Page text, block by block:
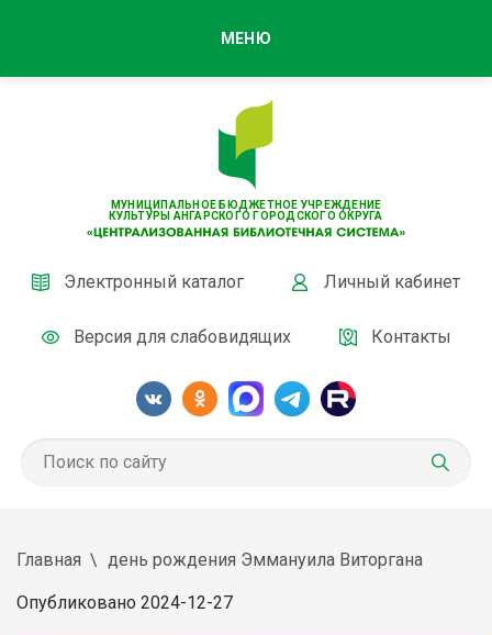
МУНИЦИПАЛЬНОЕ БЮДЖЕТНОЕ УЧРЕЖДЕНИЕ
КУЛЬТУРЫ АНГАРСКОГО ГОРОДСКОГО ОКРУГА
Электронный каталог Личный кабинет
Версия для слабовидящих Контакты
МЕНЮ
Главная день рождения Эммануила Виторгана
Опубликовано 2024-12-27